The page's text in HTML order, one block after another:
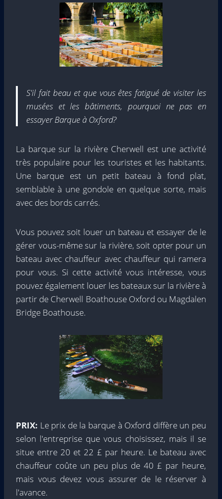
S'il fait beau et que vous êtes fatigué de visiter les
musées et les bâtiments, pourquoi ne pas en
essayerBarque à Oxford?
La barque sur la rivière Cherwell est une activité
très populaire pour les touristes et les habitants.
Une barque est un petit bateau à fond plat,
semblable à une gondole en quelque sorte, mais
avec des bords carrés.
Vous pouvez soit louer un bateau et essayer de le
gérer vous-même sur la rivière, soit opter pour un
bateau avec chauffeur avec chauffeur qui ramera
pour vous. Si cette activité vous intéresse, vous
pouvez également louer les bateaux sur la rivière à
partir de Cherwell Boathouse Oxford ou Magdalen
Bridge Boathouse.
PRIX: Le prix de la barque à Oxford diffère un peu
selon l'entreprise que vous choisissez, mais il se
situe entre 20 et 22 £ par heure. Le bateau avec
chauffeur coûte un peu plus de 40 £ par heure,
mais vous devez vous assurer de le réserver à
l'avance.